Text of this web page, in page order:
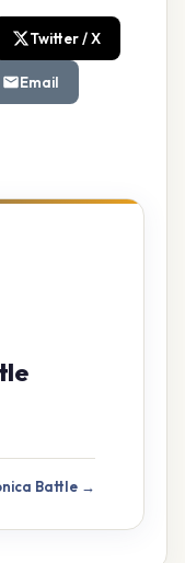
Twitter / X
Email
Battle →